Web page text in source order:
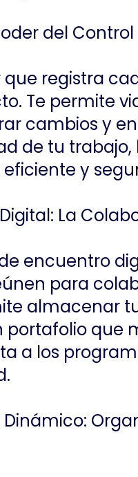
del
registra
Te permite
cambios y
de tu
y
La
encuentro
para
almacenar
portafolio que
a los